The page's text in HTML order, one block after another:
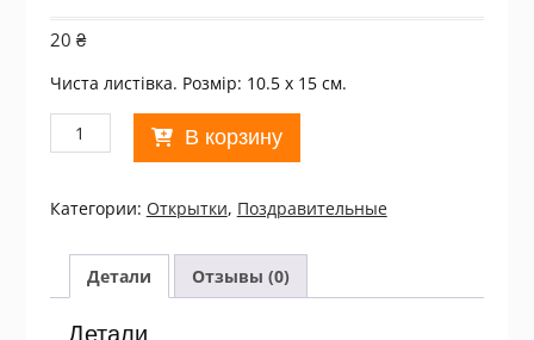
20 ₴
Чиста листівка. Розмір: 10.5 х 15 см.
Количество
товара
1985.
Новым
годом!
Художник
В корзину
Категории: Открытки, Поздравительные
Детали Отзывы (0)
Детали